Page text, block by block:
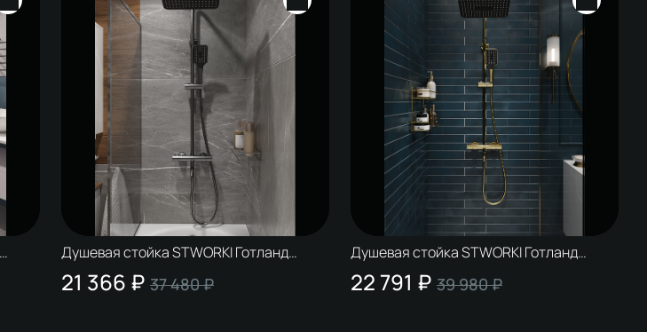
Душевая стойка STWORKI Готланд
S13175GB вороненая сталь
21 366 ₽ 37 480 ₽
Душевая стойка STWORKI Готланд
S13175GM золото
22 791 ₽ 39 980 ₽